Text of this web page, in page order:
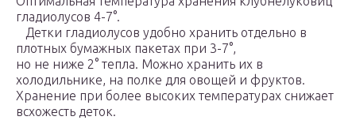
гладиолусов 4-7°.
Детки гладиолусов удобно хранить отдельно в
плотных бумажных пакетах при 3-7°,
но не ниже 2° тепла. Можно хранить их в
холодильнике, на полке для овощей и фруктов.
Хранение при более высоких температурах снижает
всхожесть деток.